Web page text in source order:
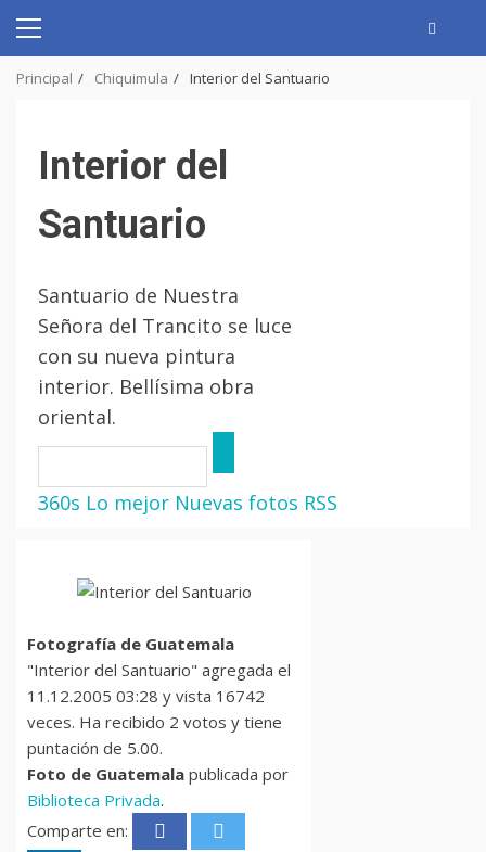
Primary
Principal Chiquimula Interior del Santuario
Interior del
Santuario
Santuario de Nuestra
Señora del Trancito se luce
con su nueva pintura
interior. Bellísima obra
oriental.
360s Lo mejor Nuevas fotos RSS
Fotografía de Guatemala
"Interior del Santuario" agregada el
11.12.2005 03:28 y vista 16742
veces. Ha recibido 2 votos y tiene
puntación de 5.00.
Foto de Guatemala publicada por
Biblioteca Privada.
Comparte en: